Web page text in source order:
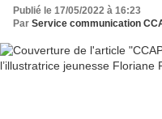
Publié le 17/05/2022 à 16:23
Par Service communication